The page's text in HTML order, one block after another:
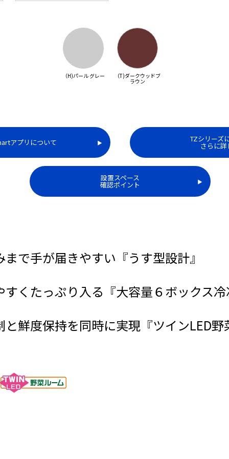
（H)パール グレー （T)ダークウッドブ
ラウン
アプリについて ▶︎ TZシリーズ
さらに詳
設置スペース
確認ポイント ▶︎
で手が届きやすい『うす型設計』
すくたっぷり入る『大容量６ボックス冷
鮮度保持を同時に実現『ツインLED野